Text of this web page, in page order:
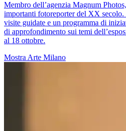
Membro dell’agenzia Magnum
importanti fotoreporter del XX
visite guidate e un programma di
di approfondimento sui temi
al 18 ottobre.
Mostra Arte Milano